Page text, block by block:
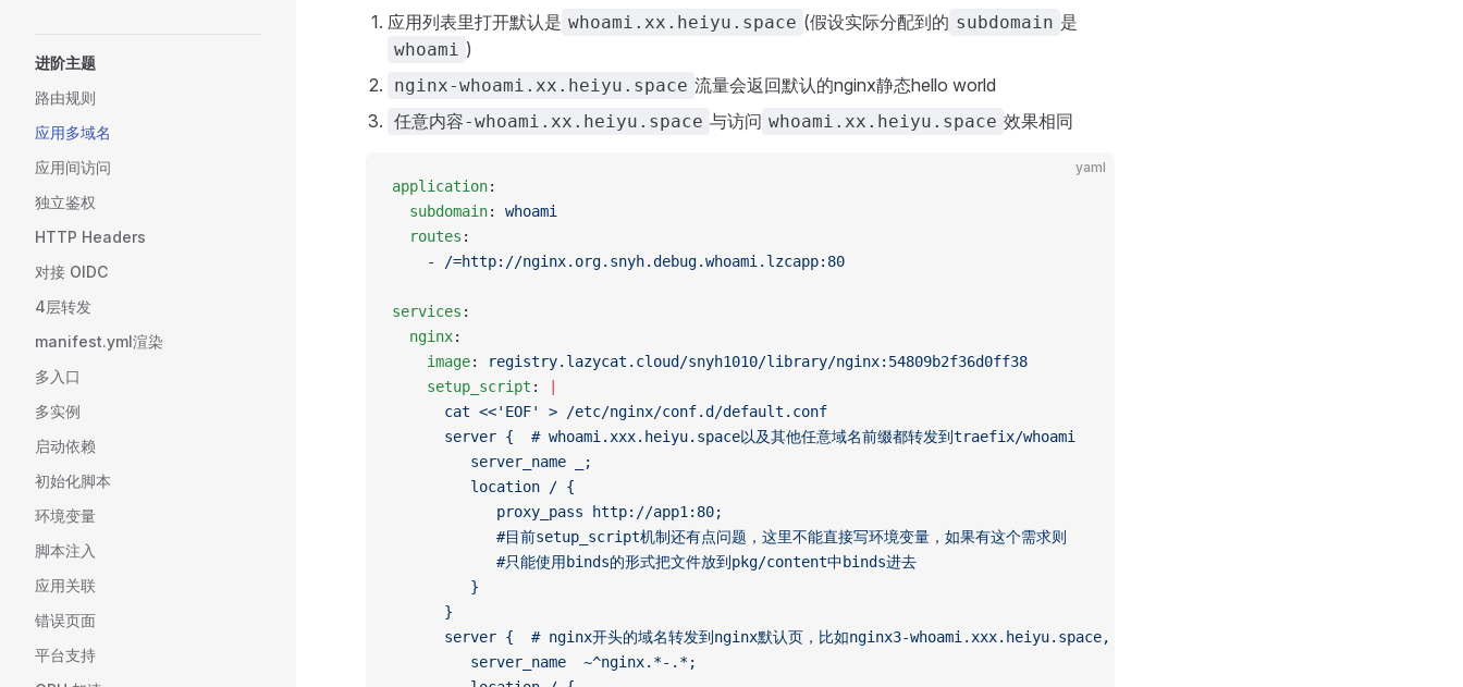
进阶主题
路由规则
应用多域名
应用间访问
独立鉴权
HTTP Headers
对接 OIDC
4层转发
manifest.yml渲染
多入口
多实例
启动依赖
初始化脚本
环境变量
脚本注入
应用关联
错误页面
平台支持
应用列表里打开默认是 whoami.xx.heiyu.space (假设实际分配到的 subdomain 是
whoami )
nginx-whoami.xx.heiyu.space 流量会返回默认的nginx静态hello world
任意内容-whoami.xx.heiyu.space 与访问 whoami.xx.heiyu.space 效果相同
yaml
application:
  subdomain
: whoami
  routes
:
    -
/=http://nginx.org.snyh.debug.whoami.lzcapp:80
services :
  nginx
:
    image
:
registry.lazycat.cloud/snyh1010/library/nginx:54809b2f36d0ff38
    setup_script
:
      cat <<'EOF' > /etc/nginx/conf.d/default.conf
      server {  # whoami.xxx.heiyu.space以及其他任意域名前缀都转发到traefix/whoami
         server_name _;
         location / {
            proxy_pass http://app1:80;
            #目前setup_script机制还有点问题，这里不能直接写环境变量，如果有这个需求则
            #只能使用binds的形式把文件放到pkg/content中binds进去
         }
      }
      server {  # nginx开头的域名转发到nginx默认页，比如nginx3-whoami.xxx.heiyu.space, nginx-whoami.xxx.heiyu.space
         server_name  ~^nginx.*-.*;